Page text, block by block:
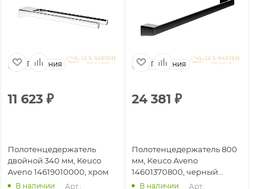
Германия
11 623 ₽
Полотенцедержатель
двойной 340 мм, Keuco
Aveno 14619010000, хром
В наличии Арт.:
Германия
24 381 ₽
Полотенцедержатель 800
мм, Keuco Aveno
14601370800, черный
матовый
В наличии Арт.: